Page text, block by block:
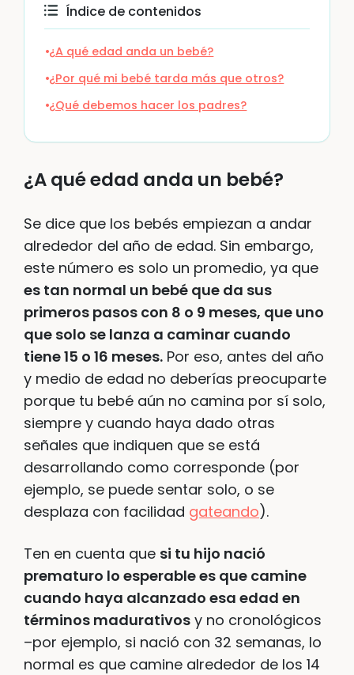
Índice de contenidos
¿A qué edad anda un bebé?
¿Por qué mi bebé tarda más que otros?
¿Qué debemos hacer los padres?
¿A qué edad anda un bebé?
Se dice que los bebés empiezan a andar
alrededor del año de edad. Sin embargo,
este número es solo un promedio, ya que
es tan normal un bebé que da sus
primeros pasos con 8 o 9 meses, que uno
que solo se lanza a caminar cuando
tiene 15 o 16 meses. Por eso, antes del año
y medio de edad no deberías preocuparte
porque tu bebé aún no camina por sí solo,
siempre y cuando haya dado otras
señales que indiquen que se está
desarrollando como corresponde (por
ejemplo, se puede sentar solo, o se
desplaza con facilidad gateando).
Ten en cuenta que si tu hijo nació
prematuro lo esperable es que camine
cuando haya alcanzado esa edad en
términos madurativos y no cronológicos
–por ejemplo, si nació con 32 semanas, lo
normal es que camine alrededor de los 14